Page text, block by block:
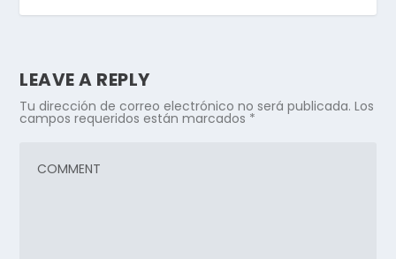
LEAVE A REPLY
Tu dirección de correo electrónico no será publicada. Los
campos requeridos están marcados *